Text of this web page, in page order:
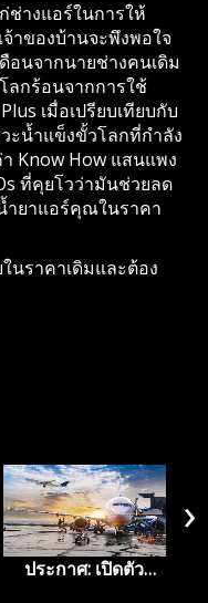
ช่างแอร์ในการให้
าของบ้านจะพึงพอใจ
อนจากนายช่างคนเดิม
ลกร้อนจากการใช้
เมื่อเปรียบเทียบกับ
วะน้ำแข็งขั้วโลกที่กำลัง
Know How แสนแพง
ที่คุยโวว่ามันช่วยลด
ำยาแอร์คุณในราคา
นราคาเดิมและต้อง
ประกาศ: เปิดตัว
›